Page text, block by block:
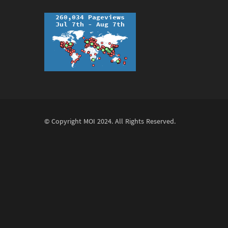
© Copyright MOI 2024. All Rights Reserved.